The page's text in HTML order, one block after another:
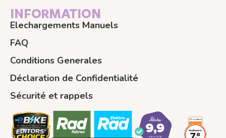
INFORMATION
Elechargements Manuels
FAQ
Conditions Generales
Déclaration de Confidentialité
Sécurité et rappels